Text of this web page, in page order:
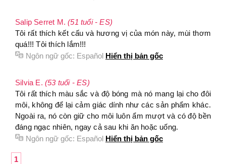
Salip Serret M.(51 tuổi - ES)
Tôi rất thích kết cấu và hương vị của món này, mùi thơm
quá!!! Tôi thích lắm!!!
Ngôn ngữ gốc: Español Hiển thị bản gốc
Silvia E. (53 tuổi - ES)
Tôi rất thích màu sắc và độ bóng mà nó mang lại cho đôi
môi, không để lại cảm giác dính như các sản phẩm khác.
Ngoài ra, nó còn giữ cho môi luôn ẩm mượt và có độ bền
đáng ngạc nhiên, ngay cả sau khi ăn hoặc uống.
Ngôn ngữ gốc: Español Hiển thị bản gốc
1